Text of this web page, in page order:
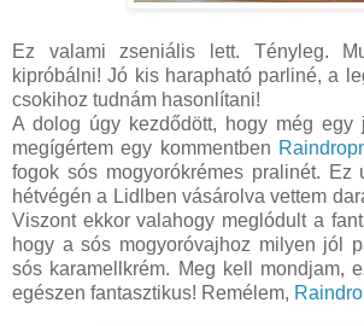
Ez valami zseniális lett. Tényleg.
kipróbálni! Jó kis harapható parliné, a
csokihoz tudnám hasonlítani!
A dolog úgy kezdődött, hogy még egy
megígértem egy kommentben
fogok sós mogyorókrémes pralinét. Ez
hétvégén a Lidlben vásárolva vettem
Viszont ekkor valahogy meglódult a
hogy a sós mogyoróvajhoz milyen jól
sós karamellkrém. Meg kell mondjam,
egészen fantasztikus! Remélem,